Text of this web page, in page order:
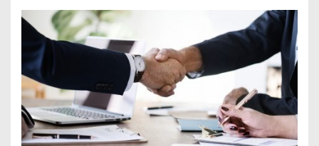
So
funktioniert’s